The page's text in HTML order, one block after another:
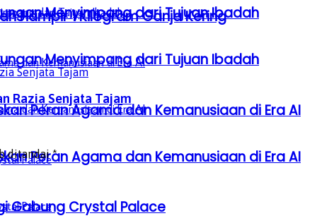
Menyimpang dari Tujuan Ibadah
Peran Agama dan Kemanusiaan di Era AI
Gabung Crystal Palace
Menyimpang dari Tujuan Ibadah
Peran Agama dan Kemanusiaan di Era AI
Hampir 1 Kilogram Ganja Kering
Razia Senjata Tajam
ditandai*